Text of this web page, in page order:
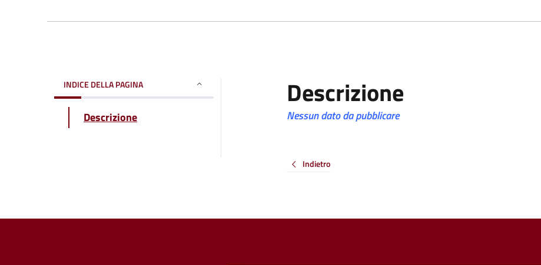
INDICE DELLA PAGINA
Descrizione
Descrizione
Nessun dato da pubblicare
Indietro